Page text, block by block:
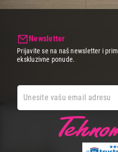
Newsletter
Prijavite se na naš newsletter i
ekskluzivne ponude.